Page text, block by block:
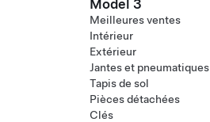
Model 3
Meilleures ventes
Intérieur
Extérieur
Jantes et pneumatiques
Tapis de sol
Pièces détachées
Clés